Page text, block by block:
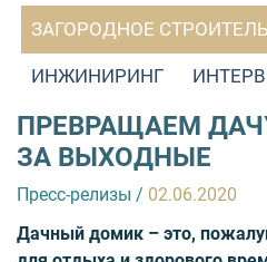
ЗАГОРОДНОЕ
ИНЖИНИРИНГ
ПРЕВРАЩАЕМ
ЗА ВЫХОДНЫЕ
Пресс-релизы / 02.06.2020
Дачный домик – это,